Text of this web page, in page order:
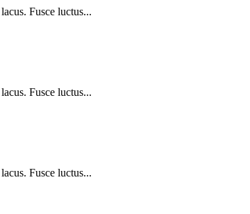
Fusce luctus...
Fusce luctus...
Fusce luctus...